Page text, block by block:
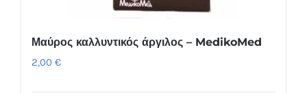
Μαύρος καλλυντικός άργιλος – MedikoMed
2,00 €